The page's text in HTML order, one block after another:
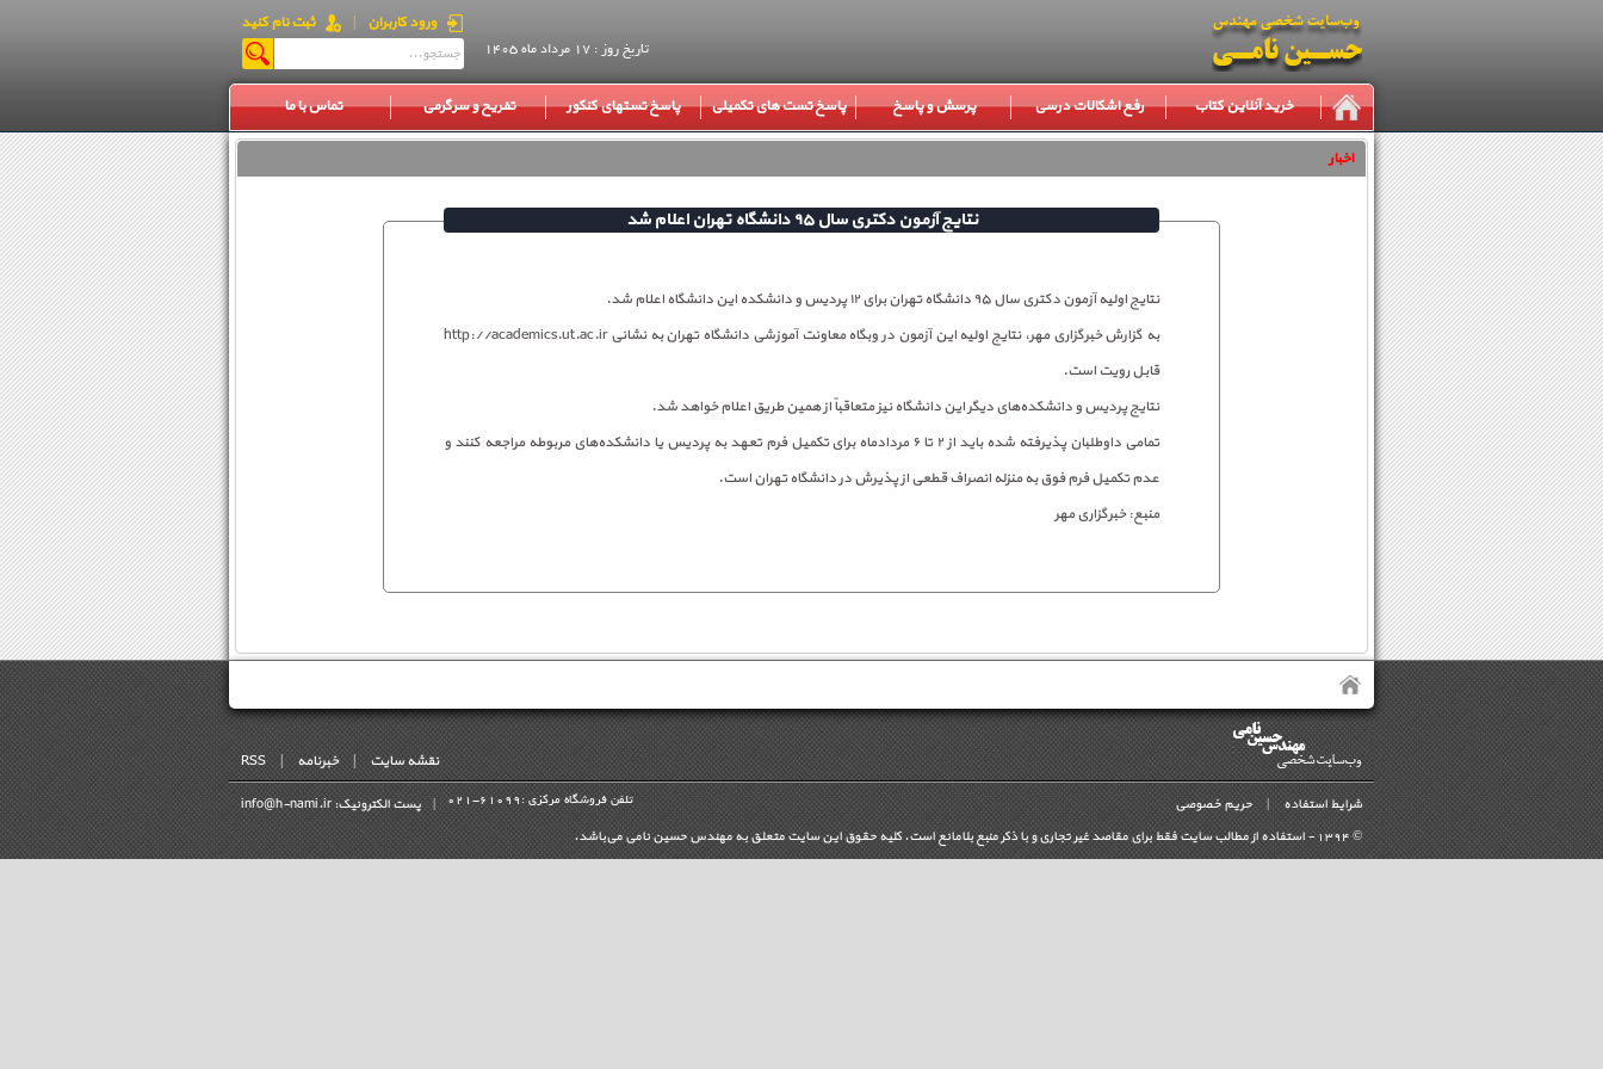
ورود کاربران | ثبت نام کنید
تاریخ روز : 17 مرداد ماه 1405
خرید آنلاین کتاب رفع اشکالات درسی پرسش و پاسخ پاسخ تست های تکمیلی پاسخ تستهای کنکور تفریح و سرگرمی تماس با ما
اخبار
نتایج آزمون دکتری سال ۹۵ دانشگاه تهران اعلام شد
نتایج اولیه آزمون دکتری سال ۹۵ دانشگاه تهران برای ۱۲ پردیس و دانشکده این دانشگاه اعلام شد.
به گزارش خبرگزاری مهر، نتایج اولیه این آزمون در وبگاه معاونت آموزشی دانشگاه تهران به نشانی http://academics.ut.ac.ir
قابل رویت است.
نتایج پردیس و دانشکده‌های دیگر این دانشگاه نیز متعاقباً از همین طریق اعلام خواهد شد.
تمامی داوطلبان پذیرفته شده باید از ۲ تا ۶ مردادماه برای تکمیل فرم تعهد به پردیس یا دانشکده‌های مربوطه مراجعه کنند و
عدم تکمیل فرم فوق به منزله انصراف قطعی از پذیرش در دانشگاه تهران است.
منبع: خبرگزاری مهر
نقشه سایت | خبرنامه |
RSS
شرایط استفاده | حریم خصوصی پست الکترونیک: info@h-nami.ir | 021-61099 تلفن فروشگاه مرکزی :
©
1394- استفاده از مطالب سايت فقط برای مقاصد غیر تجاری و با ذکر منبع بلامانع است. کليه حقوق اين سايت متعلق به مهندس حسین نامی می‌باشد.